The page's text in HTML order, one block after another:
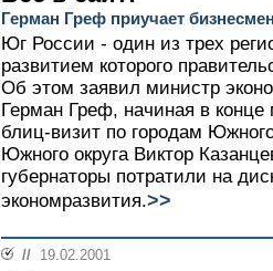
Герман Греф приучает
Юг России - один из трех
развитием которого
Об этом заявил министр
Герман Греф, начиная в
блиц-визит по городам
Южного округа Виктор
губернаторы потратили на
экономразвития.>>
// 19.02.2001